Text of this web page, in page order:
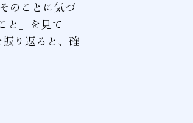
のことに気づ
と」を見て
り返ると、確